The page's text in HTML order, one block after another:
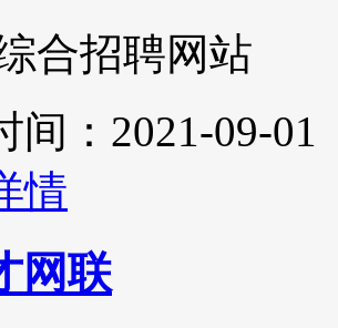
合招聘网站
间：2021-09-01
情
网联